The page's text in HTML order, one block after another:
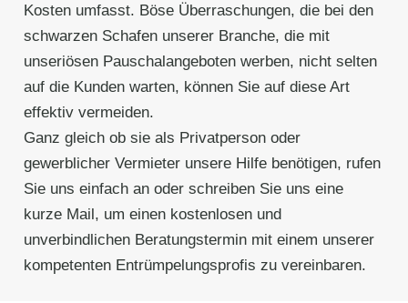
Kosten umfasst. Böse Überraschungen, die bei den
schwarzen Schafen unserer Branche, die mit
unseriösen Pauschalangeboten werben, nicht selten
auf die Kunden warten, können Sie auf diese Art
effektiv vermeiden.
Ganz gleich ob sie als Privatperson oder
gewerblicher Vermieter unsere Hilfe benötigen, rufen
Sie uns einfach an oder schreiben Sie uns eine
kurze Mail, um einen kostenlosen und
unverbindlichen Beratungstermin mit einem unserer
kompetenten Entrümpelungsprofis zu vereinbaren.